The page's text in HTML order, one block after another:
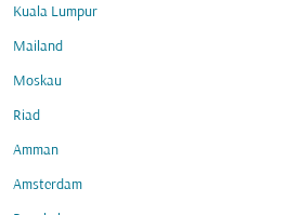
Kuala Lumpur
Mailand
Moskau
Riad
Amman
Amsterdam